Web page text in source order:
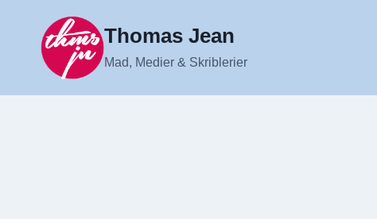
indhold
Thomas Jean
Mad, Medier & Skriblerier